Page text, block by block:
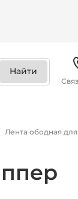
Лента ободная